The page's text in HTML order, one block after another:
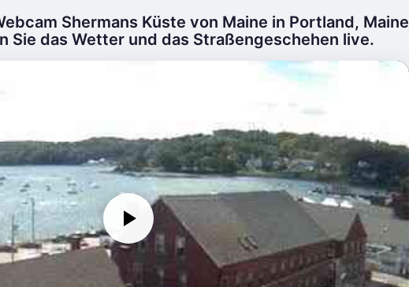
Shermans Küste von Maine in Portland, Maine
Sie das Wetter und das Straßengeschehen live.